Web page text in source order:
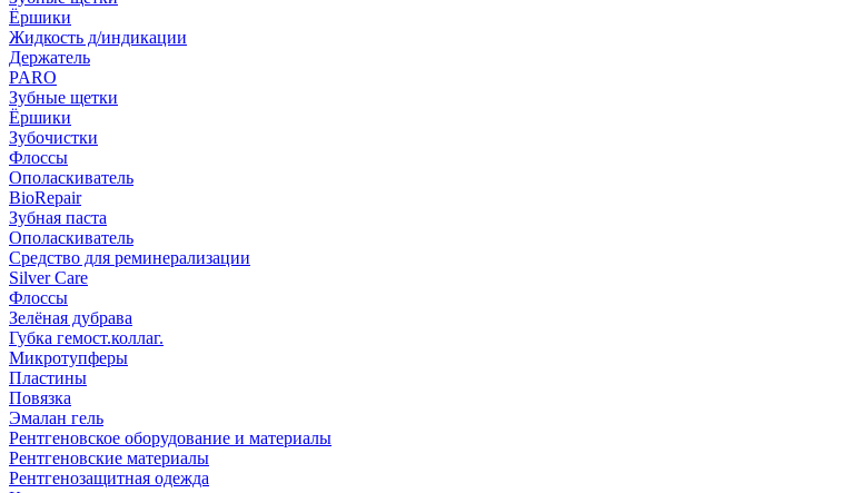
Ёршики
Жидкость д/индикации
Держатель
PARO
Зубные щетки
Ёршики
Зубочистки
Флоссы
Ополаскиватель
BioRepair
Зубная паста
Ополаскиватель
Средство для реминерализации
Silver Care
Флоссы
Зелёная дубрава
Губка гемост.коллаг.
Микротупферы
Пластины
Повязка
Эмалан гель
Рентгеновское оборудование и материалы
Рентгеновские материалы
Рентгенозащитная одежда